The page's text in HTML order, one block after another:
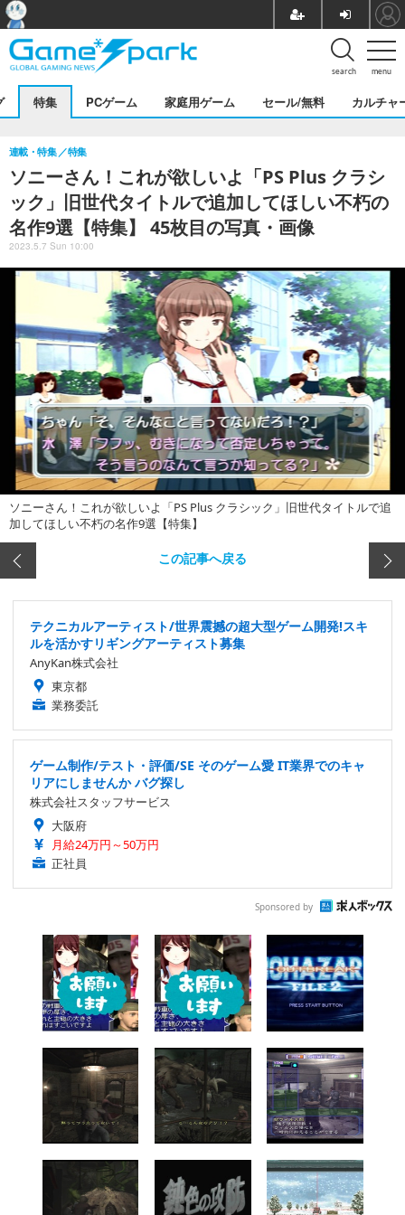
menu
search
特集 PCゲーム 家庭用ゲーム セール/無料 カルチャ
ソニーさん！これが欲しいよ「PS Plus クラシ
ック」旧世代タイトルで追加してほしい不朽の
名作9選【特集】 45枚目の写真・画像
連載・特集 特集
2023.5.7 Sun 10:00
ソニーさん！これが欲しいよ「PS Plus クラシック」旧世代タイトルで追
加してほしい不朽の名作9選【特集】
この記事へ戻る
テクニカルアーティスト/世界震撼の超大型ゲーム開発!スキ
ルを活かすリギングアーティスト募集
AnyKan株式会社
東京都
業務委託
ゲーム制作/テスト・評価/SE そのゲーム愛 IT業界でのキャ
リアにしませんか バグ探し
株式会社スタッフサービス
大阪府
月給24万円～50万円
正社員
Sponsored by